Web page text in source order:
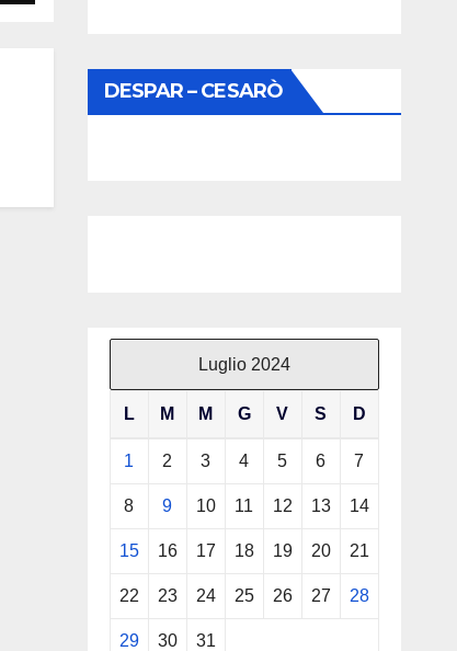
DESPAR – CESARÒ
Luglio 2024
L M M G V S D
1 2 3 4 5 6 7
8 9 10 11 12 13 14
15 16 17 18 19 20 21
22 23 24 25 26 27 28
29 30 31